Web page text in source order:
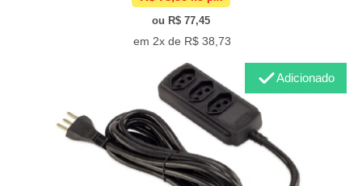
R$ 77,45
2x de R$ 38,73
Adicionado